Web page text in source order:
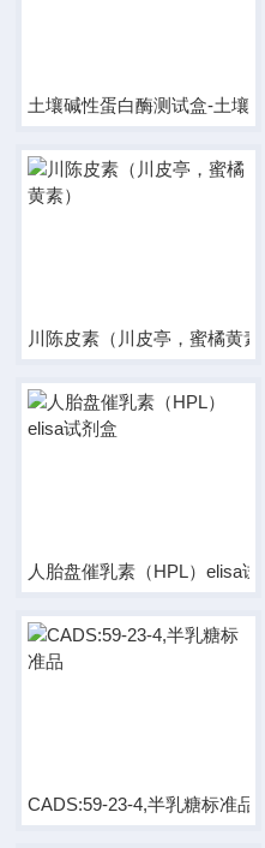
土壤碱性蛋白酶测试盒-土壤
川陈皮素（川皮亭，蜜橘黄素
人胎盘催乳素（HPL）elisa
CADS:59-23-4,半乳糖标准品